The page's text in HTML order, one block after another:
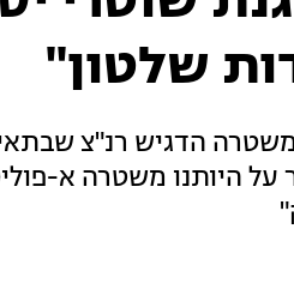
שלטון"
הדגיש רנ"צ
על היותנו משטרה א-